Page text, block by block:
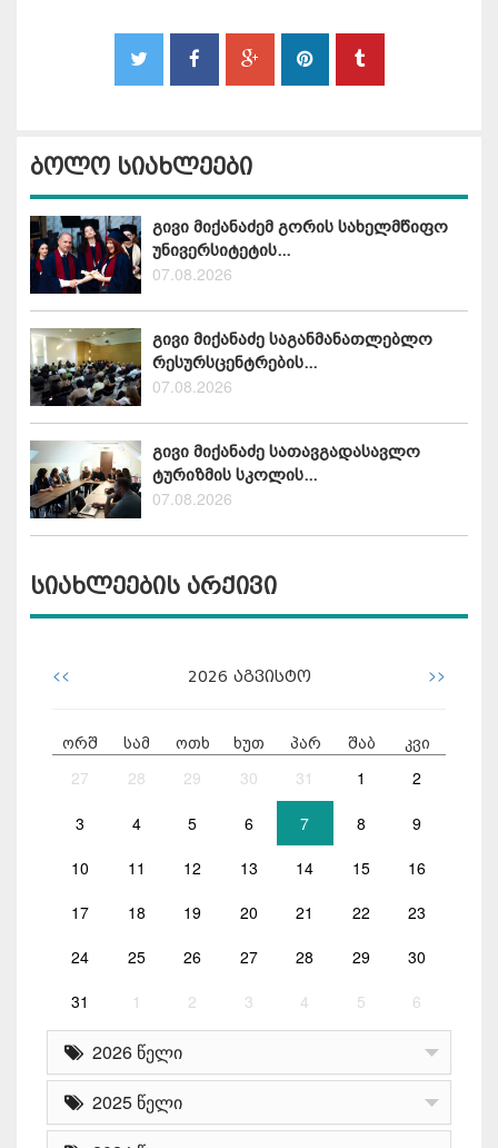
ბოლო სიახლეები
გივი მიქანაძემ გორის სახელმწიფო
უნივერსიტეტის...
07.08.2026
გივი მიქანაძე საგანმანათლებლო
რესურსცენტრების...
07.08.2026
გივი მიქანაძე სათავგადასავლო
ტურიზმის სკოლის...
07.08.2026
სიახლეების არქივი
<< 2026 აგვისტო >>
ორშ სამ ოთხ ხუთ პარ შაბ კვი
27 28 29 30 31 1 2
3 4 5 6 7 8 9
10 11 12 13 14 15 16
17 18 19 20 21 22 23
24 25 26 27 28 29 30
31 1 2 3 4 5 6
2026 წელი
2025 წელი